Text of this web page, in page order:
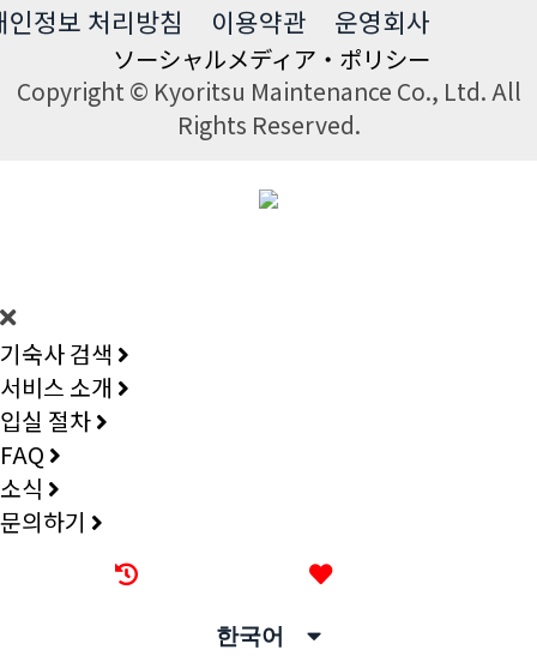
인정보 처리방침 이용약관 운영회사
ソーシャルメディア・ポリシー
Copyright © Kyoritsu Maintenance Co., Ltd. All
Rights Reserved.
기숙사 검색
서비스 소개
입실 절차
FAQ
소식
문의하기
한국어